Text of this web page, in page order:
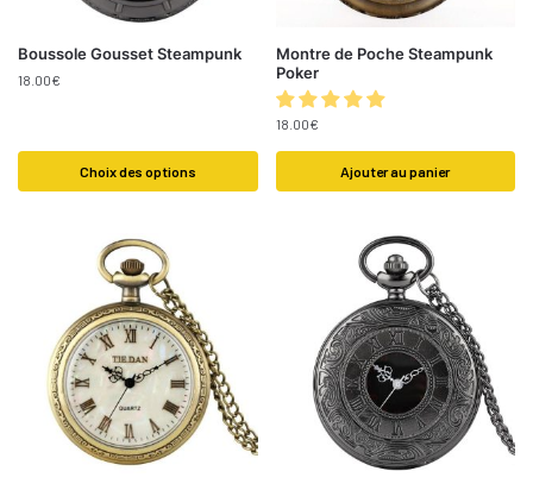
Boussole Gousset Steampunk
18.00€
Choix des options
Montre de Poche Steampunk
Poker
18.00€
Ajouter au panier